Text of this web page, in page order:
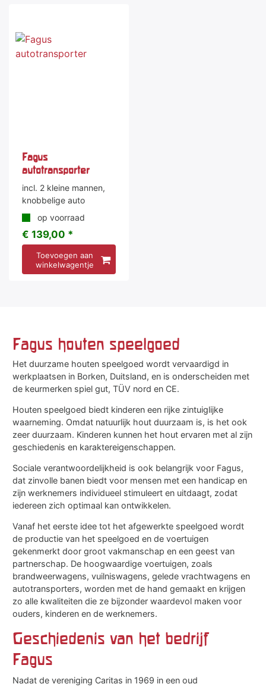
Fagus
autotransporter
incl. 2 kleine mannen,
knobbelige auto
op voorraad
€ 139,00 *
Toevoegen aan
winkelwagentje
Fagus houten speelgoed
Het duurzame houten speelgoed wordt vervaardigd in
werkplaatsen in Borken, Duitsland, en is onderscheiden met
de keurmerken spiel gut, TÜV nord en CE.
Houten speelgoed biedt kinderen een rijke zintuiglijke
waarneming. Omdat natuurlijk hout duurzaam is, is het ook
zeer duurzaam. Kinderen kunnen het hout ervaren met al zijn
geschiedenis en karaktereigenschappen.
Sociale verantwoordelijkheid is ook belangrijk voor Fagus,
dat zinvolle banen biedt voor mensen met een handicap en
zijn werknemers individueel stimuleert en uitdaagt, zodat
iedereen zich optimaal kan ontwikkelen.
Vanaf het eerste idee tot het afgewerkte speelgoed wordt
de productie van het speelgoed en de voertuigen
gekenmerkt door groot vakmanschap en een geest van
partnerschap. De hoogwaardige voertuigen, zoals
brandweerwagens, vuilniswagens, gelede vrachtwagens en
autotransporters, worden met de hand gemaakt en krijgen
zo alle kwaliteiten die ze bijzonder waardevol maken voor
ouders, kinderen en de werknemers.
Geschiedenis van het bedrijf
Fagus
Nadat de vereniging Caritas in 1969 in een oud